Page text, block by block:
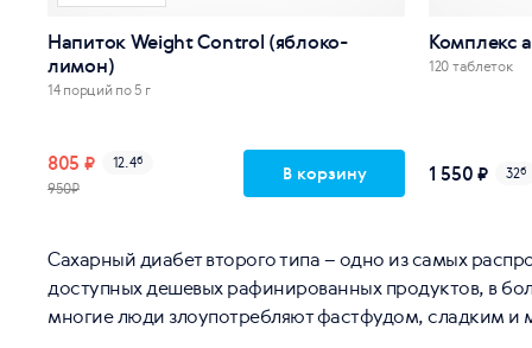
Напиток Weight Control (яблоко-
лимон)
14 порций по 5 г
805 ₽ 12.4б
950₽
В корзину
Комплекс
120 таблеток
1 550 ₽ 32б
Сахарный диабет второго типа – одно из самых
доступных дешевых рафинированных продуктов, в
многие люди злоупотребляют фастфудом, сладким